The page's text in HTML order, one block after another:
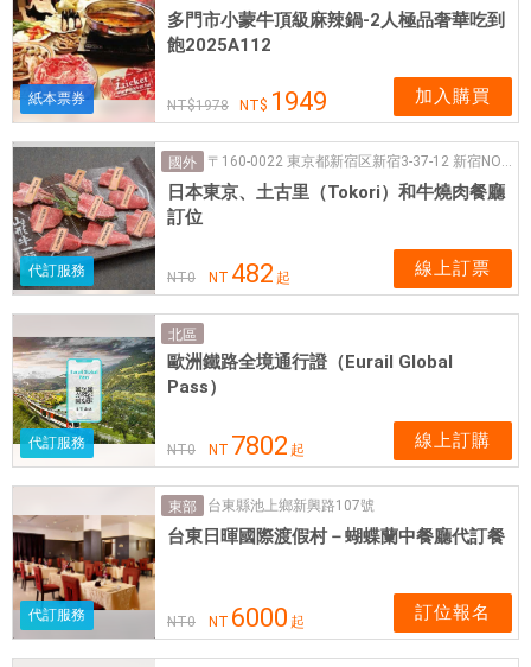
紙本票券
多門市小蒙牛頂級麻辣鍋-2人極品奢華吃到
飽2025A112
1978 1949 加入購買
代訂服務
國外 〒160-0022 東京都新宿区新宿3-37-12 新宿NOWAビル5F
日本東京、土古里（Tokori）和牛燒肉餐廳
訂位
NT0 NT 482 起 線上訂票
代訂服務
北區
歐洲鐵路全境通行證（Eurail Global
Pass）
NT0 NT 7802 起 線上訂購
代訂服務
東部 台東縣池上鄉新興路107號
台東日暉國際渡假村－蝴蝶蘭中餐廳代訂餐
NT0 NT 6000 起 訂位報名